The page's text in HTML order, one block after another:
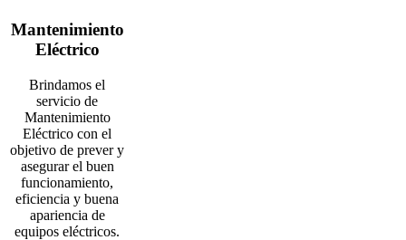
Mantenimiento
Eléctrico
Brindamos el
servicio de
Mantenimiento
Eléctrico con el
objetivo de prever y
asegurar el buen
funcionamiento,
eficiencia y buena
apariencia de
equipos eléctricos.